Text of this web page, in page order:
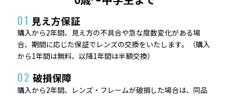
01 見え方保証
購入から2年間、見え方の不具合や急な度数変化がある場
合、期間に応じた保証でレンズの交換をいたします。（購入
から1年間は無料、以降1年間は半額交換）
02 破損保障
購入から2年間、レンズ・フレームが破損した場合は、同品